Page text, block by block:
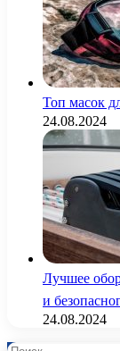
Топ масок
24.08.2024
Лучшее
и
24.08.2024